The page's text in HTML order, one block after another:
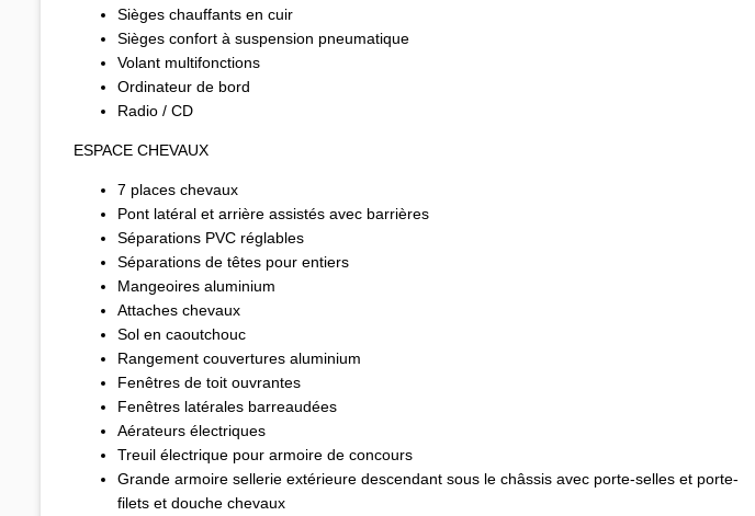
Sièges chauffants en cuir
Sièges confort à suspension pneumatique
Volant multifonctions
Ordinateur de bord
Radio / CD
ESPACE CHEVAUX
7 places chevaux
Pont latéral et arrière assistés avec barrières
Séparations PVC réglables
Séparations de têtes pour entiers
Mangeoires aluminium
Attaches chevaux
Sol en caoutchouc
Rangement couvertures aluminium
Fenêtres de toit ouvrantes
Fenêtres latérales barreaudées
Aérateurs électriques
Treuil électrique pour armoire de concours
Grande armoire sellerie extérieure descendant sous le châssis avec porte-selles et porte-
filets et douche chevaux